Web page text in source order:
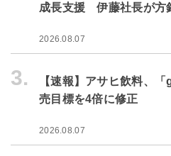
成長支援 伊藤社長が方
2026.08.07
3.
【速報】アサヒ飲料、
売目標を4倍に修正
2026.08.07